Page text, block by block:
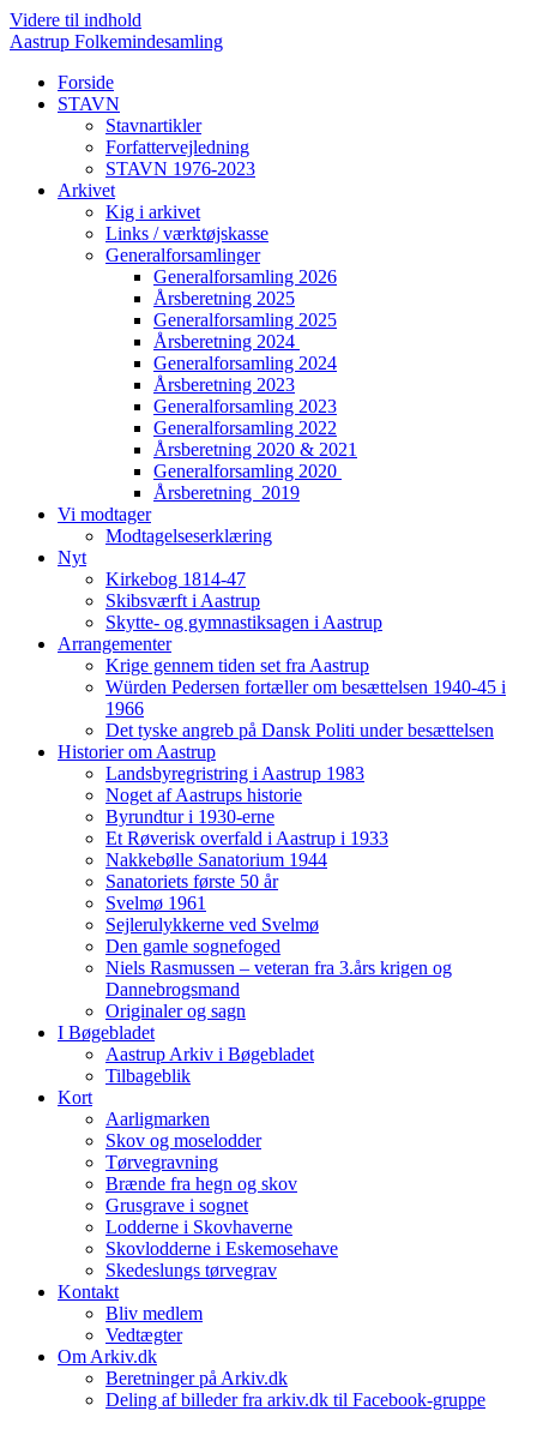
Videre til indhold
Aastrup Folkemindesamling
Forside
STAVN
Stavnartikler
Forfattervejledning
STAVN 1976-2023
Arkivet
Kig i arkivet
Links / værktøjskasse
Generalforsamlinger
Generalforsamling 2026
Årsberetning 2025
Generalforsamling 2025
Årsberetning 2024
Generalforsamling 2024
Årsberetning 2023
Generalforsamling 2023
Generalforsamling 2022
Årsberetning 2020 & 2021
Generalforsamling 2020
Årsberetning 2019
Vi modtager
Modtagelseserklæring
Nyt
Kirkebog 1814-47
Skibsværft i Aastrup
Skytte- og gymnastiksagen i Aastrup
Arrangementer
Krige gennem tiden set fra Aastrup
Würden Pedersen fortæller om besættelsen 1940-45 i
1966
Det tyske angreb på Dansk Politi under besættelsen
Historier om Aastrup
Landsbyregristring i Aastrup 1983
Noget af Aastrups historie
Byrundtur i 1930-erne
Et Røverisk overfald i Aastrup i 1933
Nakkebølle Sanatorium 1944
Sanatoriets første 50 år
Svelmø 1961
Sejlerulykkerne ved Svelmø
Den gamle sognefoged
Niels Rasmussen – veteran fra 3.års krigen og
Dannebrogsmand
Originaler og sagn
I Bøgebladet
Aastrup Arkiv i Bøgebladet
Tilbageblik
Kort
Aarligmarken
Skov og moselodder
Tørvegravning
Brænde fra hegn og skov
Grusgrave i sognet
Lodderne i Skovhaverne
Skovlodderne i Eskemosehave
Skedeslungs tørvegrav
Kontakt
Bliv medlem
Vedtægter
Om Arkiv.dk
Beretninger på Arkiv.dk
Deling af billeder fra arkiv.dk til Facebook-gruppe